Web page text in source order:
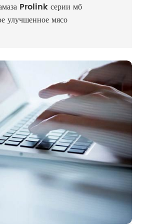
Prolink серии мб
улучшенное мясо